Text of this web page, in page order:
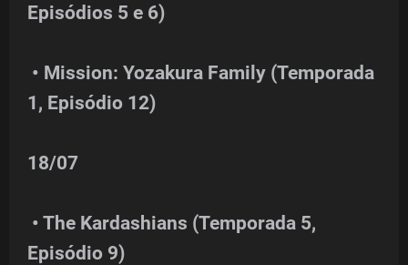
Episódios 5 e 6)
• Mission: Yozakura Family (Temporada
1, Episódio 12)
18/07
• The Kardashians (Temporada 5,
Episódio 9)